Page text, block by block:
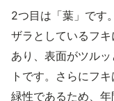
2つ目は「葉」です
ザラとしているフ
あり、表面がツル
トです。さらにフ
緑性であるため、